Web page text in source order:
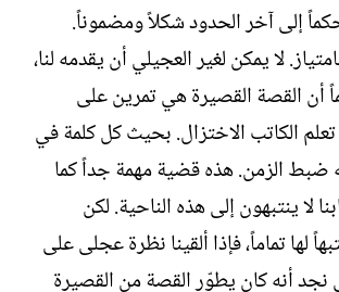
إلى آخر الحدود شكلاً ومضموناً.‏
لا يمكن لغير العجيلي أن يقدمه لنا،
أن القصة القصيرة هي تمرين على
تعلم الكاتب الاختزال. بحيث كل كلمة في
ضبط الزمن. هذه قضية مهمة جداً كما
لا ينتبهون إلى هذه الناحية. لكن
لها تماماً، فإذا ألقينا نظرة عجلى على
أنه كان يطوّر القصة من القصيرة